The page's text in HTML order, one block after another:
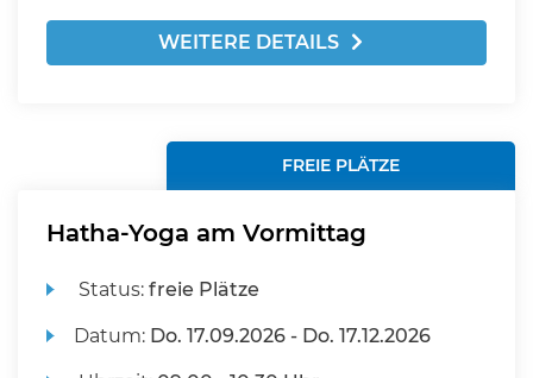
WEITERE DETAILS
FREIE PLÄTZE
Hatha-Yoga am Vormittag
Status:freie Plätze
Datum: Do. 17.09.2026 - Do. 17.12.2026